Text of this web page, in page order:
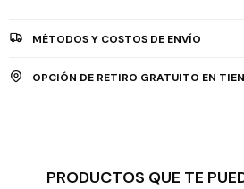
MÉTODOS Y COSTOS DE ENVÍO
OPCIÓN DE RETIRO GRATUITO EN
PRODUCTOS QUE TE